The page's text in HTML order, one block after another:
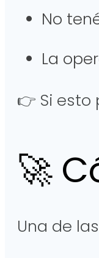
No
La
👉 Si esto
🚀
Una de